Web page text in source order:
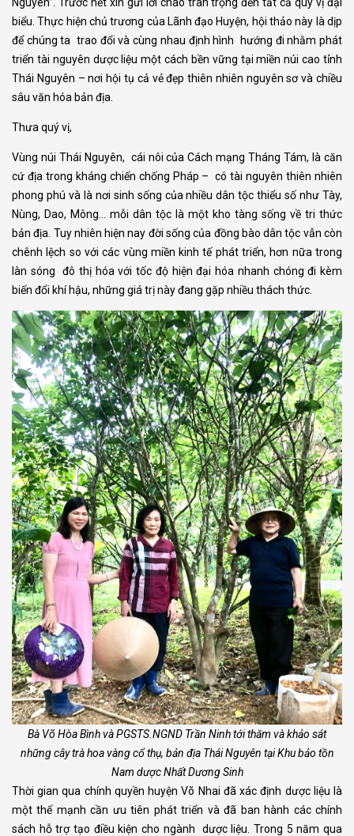
Continue withGoogle
biểu. Thực hiện chủ trương của Lãnh đạo Huyện, hội thảo này là dịp
để chúng ta trao đổi và cùng nhau định hình hướng đi nhằm phát
triển tài nguyên dược liệu một cách bền vững tại miền núi cao tỉnh
Thái Nguyên – nơi hội tụ cả vẻ đẹp thiên nhiên nguyên sơ và chiều
sâu văn hóa bản địa.
Thưa quý vị,
Vùng núi Thái Nguyên, cái nôi của Cách mạng Tháng Tám, là căn
cứ địa trong kháng chiến chống Pháp – có tài nguyên thiên nhiên
phong phú và là nơi sinh sống của nhiều dân tộc thiểu số như Tày,
Nùng, Dao, Mông… mỗi dân tộc là một kho tàng sống về tri thức
bản địa. Tuy nhiên hiện nay đời sống của đồng bào dân tộc vẫn còn
chênh lệch so với các vùng miền kinh tế phát triển, hơn nữa trong
làn sóng đô thị hóa với tốc độ hiện đại hóa nhanh chóng đi kèm
biến đổi khí hậu, những giá trị này đang gặp nhiều thách thức.
Bà Võ Hòa Bình và PGSTS.NGND Trần Ninh tới thăm và khảo sát
những cây trà hoa vàng cổ thụ, bản địa Thái Nguyên tại Khu bảo tồn
Nam dược Nhất Dương Sinh
Thời gian qua chính quyền huyện Võ Nhai đã xác định dược liệu là
một thế mạnh cần ưu tiên phát triển và đã ban hành các chính
sách hỗ trợ tạo điều kiện cho ngành dược liệu. Trong 5 năm qua